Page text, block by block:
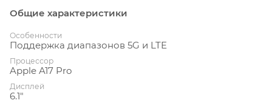
Общие характеристики
Особенности
Поддержка диапазонов 5G и LTE
Процессор
Apple A17 Pro
Дисплей
6.1"